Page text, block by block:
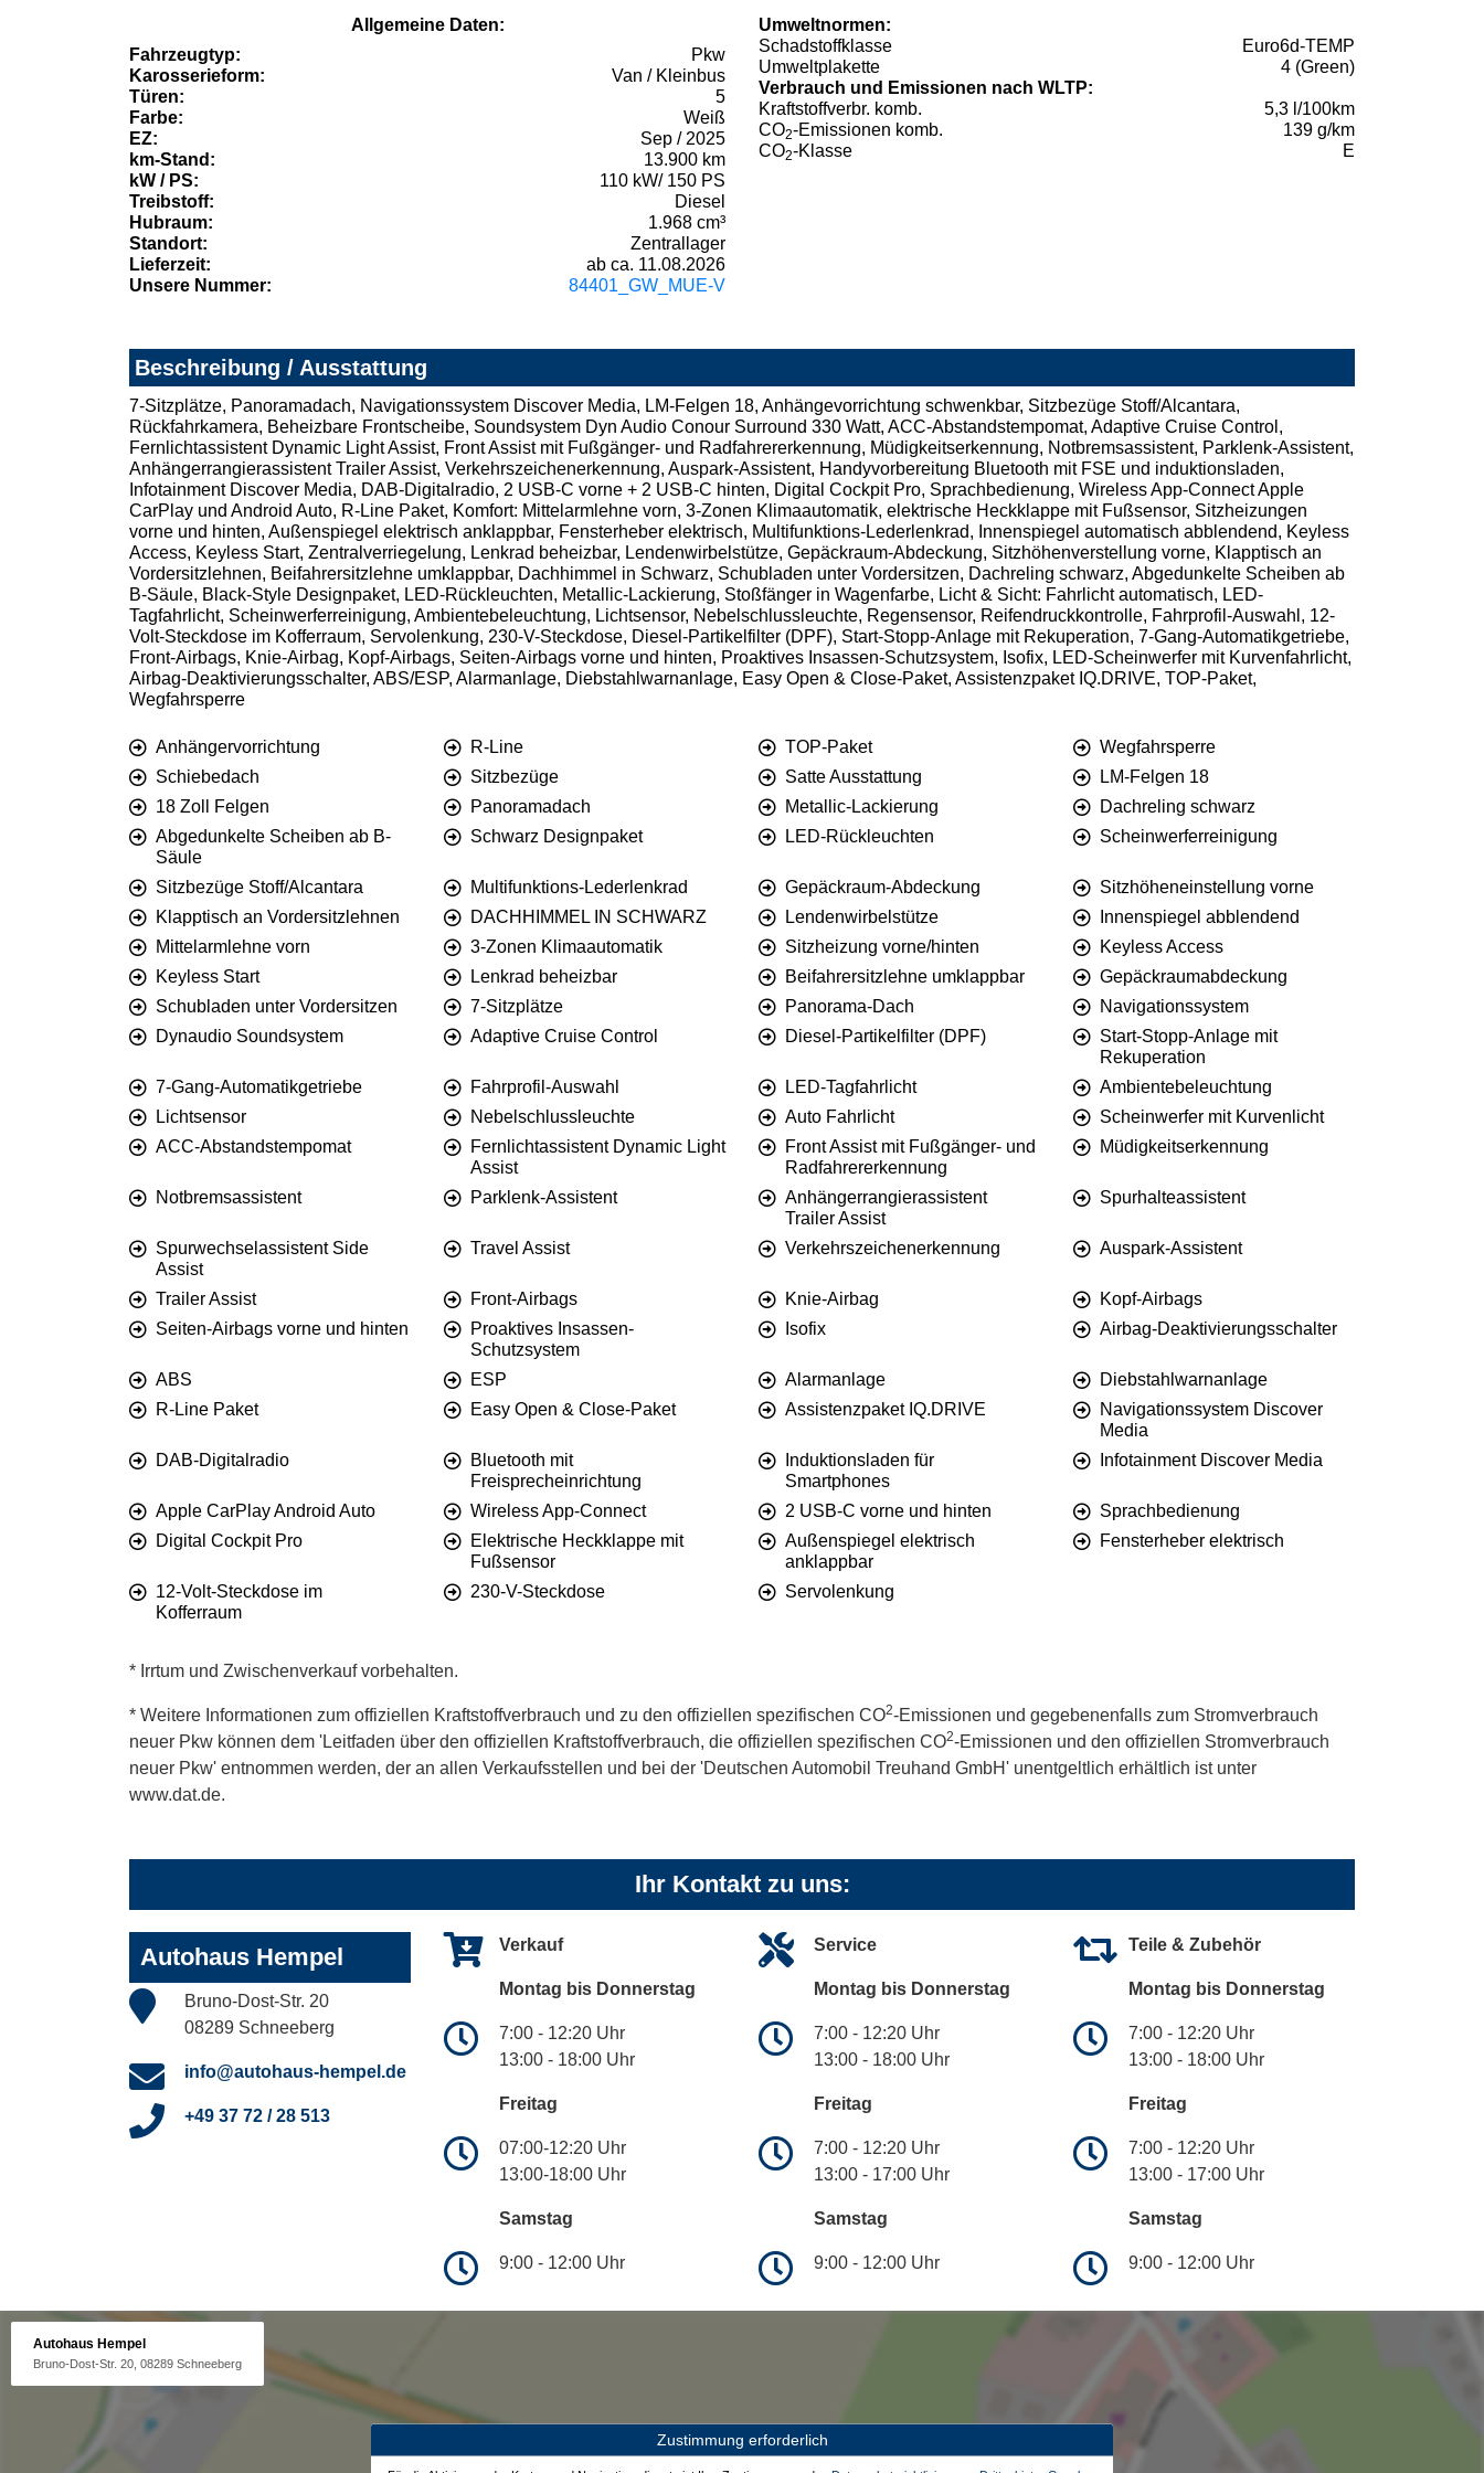
Allgemeine Daten:
Fahrzeugtyp:
Pkw
Karosserieform:
Van / Kleinbus
Türen:
5
Farbe:
Weiß
EZ:
Sep / 2025
km-Stand:
13.900 km
kW / PS:
110 kW/ 150 PS
Treibstoff:
Diesel
Hubraum:
1.968 cm³
Standort:
Zentrallager
Lieferzeit:
ab ca. 11.08.2026
Unsere Nummer:
84401_GW_MUE-V
Umweltnormen:
Schadstoffklasse
Euro6d-TEMP
Umweltplakette
4 (Green)
Verbrauch und Emissionen nach WLTP:
Kraftstoffverbr. komb.
5,3 l/100km
CO2-Emissionen komb.
139 g/km
CO2-Klasse E
Beschreibung / Ausstattung
7-Sitzplätze, Panoramadach, Navigationssystem Discover Media, LM-Felgen 18, Anhängevorrichtung schwenkbar, Sitzbezüge Stoff/Alcantara,
Rückfahrkamera, Beheizbare Frontscheibe, Soundsystem Dyn Audio Conour Surround 330 Watt, ACC-Abstandstempomat, Adaptive Cruise Control,
Fernlichtassistent Dynamic Light Assist, Front Assist mit Fußgänger- und Radfahrererkennung, Müdigkeitserkennung, Notbremsassistent, Parklenk-Assistent,
Anhängerrangierassistent Trailer Assist, Verkehrszeichenerkennung, Auspark-Assistent, Handyvorbereitung Bluetooth mit FSE und induktionsladen,
Infotainment Discover Media, DAB-Digitalradio, 2 USB-C vorne + 2 USB-C hinten, Digital Cockpit Pro, Sprachbedienung, Wireless App-Connect Apple
CarPlay und Android Auto, R-Line Paket, Komfort: Mittelarmlehne vorn, 3-Zonen Klimaautomatik, elektrische Heckklappe mit Fußsensor, Sitzheizungen
vorne und hinten, Außenspiegel elektrisch anklappbar, Fensterheber elektrisch, Multifunktions-Lederlenkrad, Innenspiegel automatisch abblendend, Keyless
Access, Keyless Start, Zentralverriegelung, Lenkrad beheizbar, Lendenwirbelstütze, Gepäckraum-Abdeckung, Sitzhöhenverstellung vorne, Klapptisch an
Vordersitzlehnen, Beifahrersitzlehne umklappbar, Dachhimmel in Schwarz, Schubladen unter Vordersitzen, Dachreling schwarz, Abgedunkelte Scheiben ab
B-Säule, Black-Style Designpaket, LED-Rückleuchten, Metallic-Lackierung, Stoßfänger in Wagenfarbe, Licht & Sicht: Fahrlicht automatisch, LED-
Tagfahrlicht, Scheinwerferreinigung, Ambientebeleuchtung, Lichtsensor, Nebelschlussleuchte, Regensensor, Reifendruckkontrolle, Fahrprofil-Auswahl, 12-
Volt-Steckdose im Kofferraum, Servolenkung, 230-V-Steckdose, Diesel-Partikelfilter (DPF), Start-Stopp-Anlage mit Rekuperation, 7-Gang-Automatikgetriebe,
Front-Airbags, Knie-Airbag, Kopf-Airbags, Seiten-Airbags vorne und hinten, Proaktives Insassen-Schutzsystem, Isofix, LED-Scheinwerfer mit Kurvenfahrlicht,
Airbag-Deaktivierungsschalter, ABS/ESP, Alarmanlage, Diebstahlwarnanlage, Easy Open & Close-Paket, Assistenzpaket IQ.DRIVE, TOP-Paket,
Wegfahrsperre
Anhängervorrichtung R-Line TOP-Paket
Wegfahrsperre
Schiebedach
Sitzbezüge Satte Ausstattung
LM-Felgen 18
18 Zoll Felgen
Panoramadach Metallic-Lackierung
Dachreling schwarz
Abgedunkelte Scheiben ab B-
Säule
Schwarz Designpaket LED-Rückleuchten Scheinwerferreinigung
Sitzbezüge Stoff/Alcantara Multifunktions-Lederlenkrad Gepäckraum-Abdeckung
Sitzhöheneinstellung vorne
Klapptisch an Vordersitzlehnen
DACHHIMMEL IN SCHWARZ Lendenwirbelstütze
Innenspiegel abblendend
Mittelarmlehne vorn
3-Zonen Klimaautomatik Sitzheizung vorne/hinten
Keyless Access
Keyless Start
Lenkrad beheizbar Beifahrersitzlehne umklappbar
Gepäckraumabdeckung
Schubladen unter Vordersitzen
7-Sitzplätze Panorama-Dach
Navigationssystem
Dynaudio Soundsystem
Adaptive Cruise Control Diesel-Partikelfilter (DPF)
Start-Stopp-Anlage mit
Rekuperation
7-Gang-Automatikgetriebe
Fahrprofil-Auswahl LED-Tagfahrlicht
Ambientebeleuchtung
Lichtsensor
Nebelschlussleuchte Auto Fahrlicht
Scheinwerfer mit Kurvenlicht
ACC-Abstandstempomat
Fernlichtassistent Dynamic Light
Assist
Front Assist mit Fußgänger- und
Radfahrererkennung
Müdigkeitserkennung
Notbremsassistent Parklenk-Assistent
Anhängerrangierassistent
Trailer Assist
Spurhalteassistent
Spurwechselassistent Side
Assist
Travel Assist Verkehrszeichenerkennung Auspark-Assistent
Trailer Assist Front-Airbags Knie-Airbag
Kopf-Airbags
Seiten-Airbags vorne und hinten
Proaktives Insassen-
Schutzsystem
Isofix Airbag-Deaktivierungsschalter
ABS ESP Alarmanlage
Diebstahlwarnanlage
R-Line Paket
Easy Open & Close-Paket Assistenzpaket IQ.DRIVE
Navigationssystem Discover
Media
DAB-Digitalradio
Bluetooth mit
Freisprecheinrichtung
Induktionsladen für
Smartphones
Infotainment Discover Media
Apple CarPlay Android Auto Wireless App-Connect 2 USB-C vorne und hinten
Sprachbedienung
Digital Cockpit Pro
Elektrische Heckklappe mit
Fußsensor
Außenspiegel elektrisch
anklappbar
Fensterheber elektrisch
12-Volt-Steckdose im
Kofferraum
230-V-Steckdose Servolenkung
* Irrtum und Zwischenverkauf vorbehalten.
* Weitere Informationen zum offiziellen Kraftstoffverbrauch und zu den offiziellen spezifischen CO2-Emissionen und gegebenenfalls zum Stromverbrauch
neuer Pkw können dem 'Leitfaden über den offiziellen Kraftstoffverbrauch, die offiziellen spezifischen CO2-Emissionen und den offiziellen Stromverbrauch
neuer Pkw' entnommen werden, der an allen Verkaufsstellen und bei der 'Deutschen Automobil Treuhand GmbH' unentgeltlich erhältlich ist unter
www.dat.de.
Ihr Kontakt zu uns:
Autohaus Hempel
Bruno-Dost-Str. 20
08289 Schneeberg
info@autohaus-hempel.de
+49 37 72 / 28 513
Verkauf
Montag bis Donnerstag
7:00 - 12:20 Uhr
13:00 - 18:00 Uhr
Freitag
07:00-12:20 Uhr
13:00-18:00 Uhr
Samstag
9:00 - 12:00 Uhr
Service
Montag bis Donnerstag
7:00 - 12:20 Uhr
13:00 - 18:00 Uhr
Freitag
7:00 - 12:20 Uhr
13:00 - 17:00 Uhr
Samstag
9:00 - 12:00 Uhr
Teile & Zubehör
Montag bis Donnerstag
7:00 - 12:20 Uhr
13:00 - 18:00 Uhr
Freitag
7:00 - 12:20 Uhr
13:00 - 17:00 Uhr
Samstag
9:00 - 12:00 Uhr
Autohaus Hempel
Bruno-Dost-Str. 20, 08289 Schneeberg
Zustimmung erforderlich